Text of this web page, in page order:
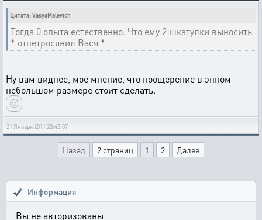
Цитата: VasyaMalevich
Тогда 0 опыта естественно. Что ему 2 шкатулки выносить
* отпетросянил Вася *
Ну вам виднее, мое мнение, что поощерение в энном
небольшом размере стоит сделать.
21 Января 2011 20:43:07
Назад 2 страниц 1 2 Далее
Информация
Вы не авторизованы